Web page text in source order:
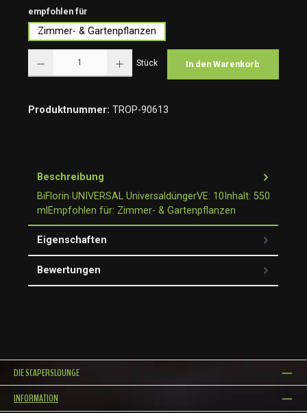
empfohlen für
Zimmer- & Gartenpflanzen
Stück In den Warenkorb
Produktnummer: TROP-90613
Beschreibung
BiFlorin UNIVERSAL UniversaldüngerVE: 10Inhalt: 550
mlEmpfohlen für: Zimmer- & Gartenpflanzen
Eigenschaften
Bewertungen
DIE SCAPERSLOUNGE
INFORMATION